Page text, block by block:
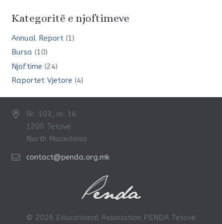
Kategoritë e njoftimeve
Annual Rеport(1)
Bursa (10)
Njoftime (24)
Raportet Vjetore (4)
Rr. 103, nr. 16
1200 Tetovë
North Macedonia
contact@penda.org.mk
© 2026 Educational Association PENDA Tetovë